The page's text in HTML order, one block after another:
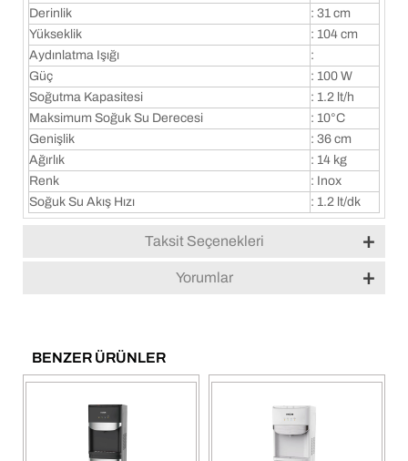
Derinlik
: 31 cm
Yükseklik
: 104 cm
Aydınlatma Işığı
:
Güç
: 100 W
Soğutma Kapasitesi
: 1.2 lt/h
Maksimum Soğuk Su Derecesi
: 10°C
Genişlik
: 36 cm
Ağırlık
: 14 kg
Renk
: Inox
Soğuk Su Akış Hızı
: 1.2 lt/dk
Taksit Seçenekleri
Yorumlar
BENZER ÜRÜNLER